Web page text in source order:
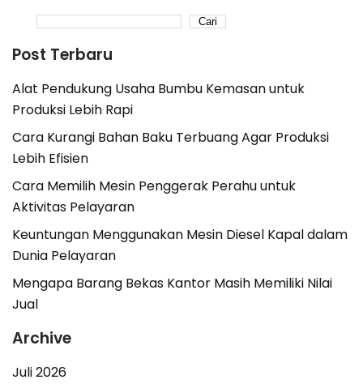
Cari
Post Terbaru
Alat Pendukung Usaha Bumbu Kemasan untuk
Produksi Lebih Rapi
Cara Kurangi Bahan Baku Terbuang Agar Produksi
Lebih Efisien
Cara Memilih Mesin Penggerak Perahu untuk
Aktivitas Pelayaran
Keuntungan Menggunakan Mesin Diesel Kapal dalam
Dunia Pelayaran
Mengapa Barang Bekas Kantor Masih Memiliki Nilai
Jual
Archive
Juli 2026